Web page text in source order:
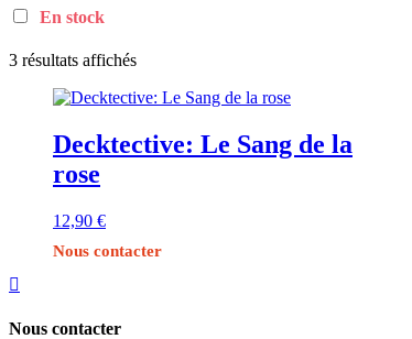
En stock
3 résultats affichésTrié
plus
au
plus
Decktective: Le Sang de la
rose
12,90 €
Nous contacter
Nous contacter